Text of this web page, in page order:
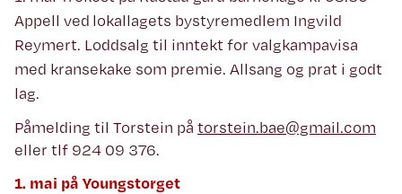
Appell ved lokallagets bystyremedlem Ingvild
Reymert. Loddsalg til inntekt for valgkampavisa
med kransekake som premie. Allsang og prat i godt
lag.
Påmelding til Torstein på torstein.bae@gmail.com
eller tlf 924 09 376.
1. mai på Youngstorget